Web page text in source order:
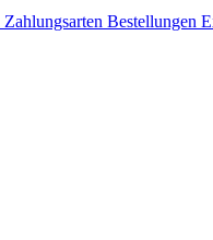
Zahlungsarten Bestellungen